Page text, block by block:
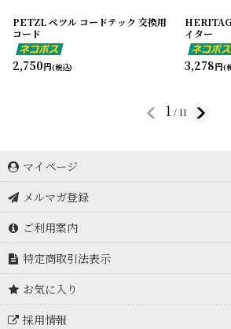
PETZL ペツル コードテック 交換用
コード
2,750円(税込)
イター
3,278円(
1 / 11
マイページ
メルマガ登録
ご利用案内
特定商取引法表示
お気に入り
採用情報